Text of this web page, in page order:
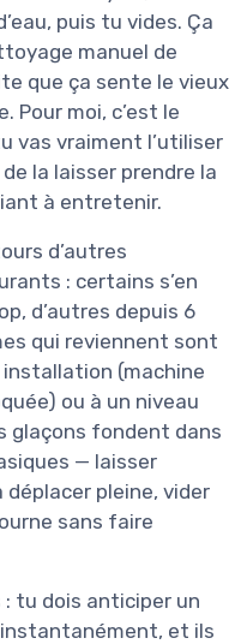
puis tu vides. Ça
manuel de
que ça sente le vieux
Pour moi, c’est le
vas vraiment l’utiliser
la laisser prendre la
à entretenir.
d’autres
: certains s’en
d’autres depuis 6
qui reviennent sont
(machine
ou à un niveau
glaçons fondent dans
— laisser
déplacer pleine, vider
sans faire
: tu dois anticiper un
instantanément, et ils